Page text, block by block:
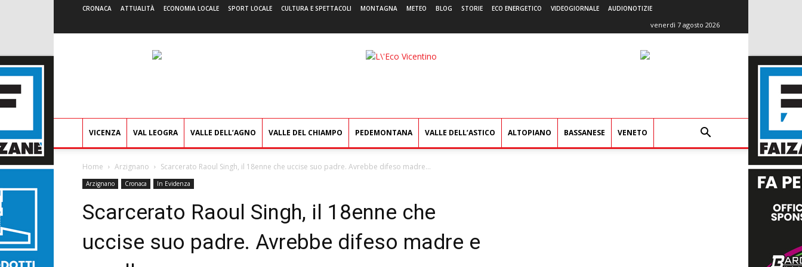
CRONACA ATTUALITÀ ECONOMIA LOCALE SPORT LOCALE CULTURA E SPETTACOLI MONTAGNA METEO BLOG STORIE ECO ENERGETICO VIDEOGIORNALE AUDIONOTIZIE
venerdì 7 agosto 2026
L'Eco
VICENZA VAL LEOGRA VALLE DELL’AGNO VALLE DEL CHIAMPO PEDEMONTANA VALLE DELL’ASTICO ALTOPIANO BASSANESE VENETO
Home Arzignano Scarcerato Raoul Singh, il 18enne che uccise suo padre. Avrebbe difeso madre...
Arzignano Cronaca In Evidenza
Scarcerato Raoul Singh, il 18enne che
uccise suo padre. Avrebbe difeso madre e